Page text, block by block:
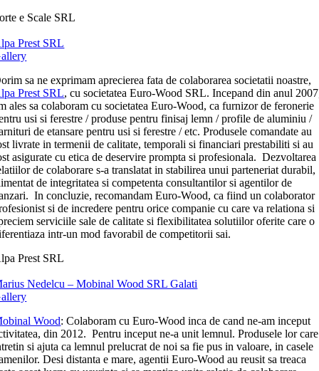
e Scale SRL
Prest SRL
sa ne exprimam aprecierea fata de colaborarea societatii noastre,
Prest SRL, cu societatea Euro-Wood SRL. Incepand din anul
ales sa colaboram cu societatea Euro-Wood, ca furnizor de feronerie
usi si ferestre / produse pentru finisaj lemn / profile de aluminiu /
de etansare pentru usi si ferestre / etc. Produsele comandate au
livrate in termenii de calitate, temporali si financiari prestabiliti si au
asigurate cu etica de deservire prompta si profesionala. Dezvoltarea
de colaborare s-a translatat in stabilirea unui parteneriat durabil,
de integritatea si competenta consultantilor si agentilor de
In concluzie, recomandam Euro-Wood, ca fiind un colaborator
si de incredere pentru orice companie cu care va relationa si
serviciile sale de calitate si flexibilitatea solutiilor oferite care o
intr-un mod favorabil de competitorii sai.
Prest SRL
Nedelcu – Mobinal Wood SRL Galati
Wood: Colaboram cu Euro-Wood inca de cand ne-am inceput
din 2012. Pentru inceput ne-a unit lemnul. Produsele lor care
si ajuta ca lemnul prelucrat de noi sa fie pus in valoare, in casele
Desi distanta e mare, agentii Euro-Wood au reusit sa treaca